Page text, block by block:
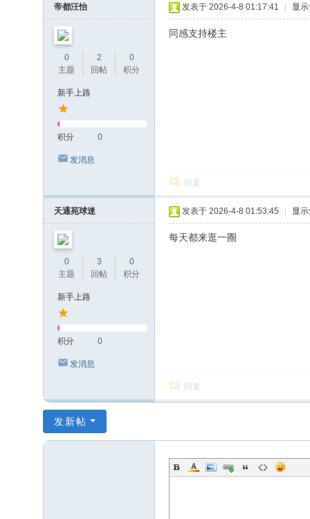
帝都汪怡
0
主题
2
回帖
0
积分
新手上路
积分 0
发消息
发表于 2026-4-8 01:17:41 显
同感支持楼主
回复
天通苑球迷
0
主题
3
回帖
0
积分
新手上路
积分 0
发消息
发表于 2026-4-8 01:53:45 显
每天都来逛一圈
回复
发新帖